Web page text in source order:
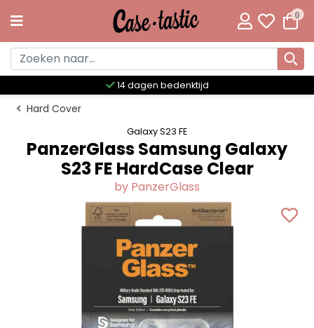
0
14 dagen bedenktijd
Hard Cover
Galaxy S23 FE
PanzerGlass Samsung Galaxy
S23 FE HardCase Clear
by PanzerGlass